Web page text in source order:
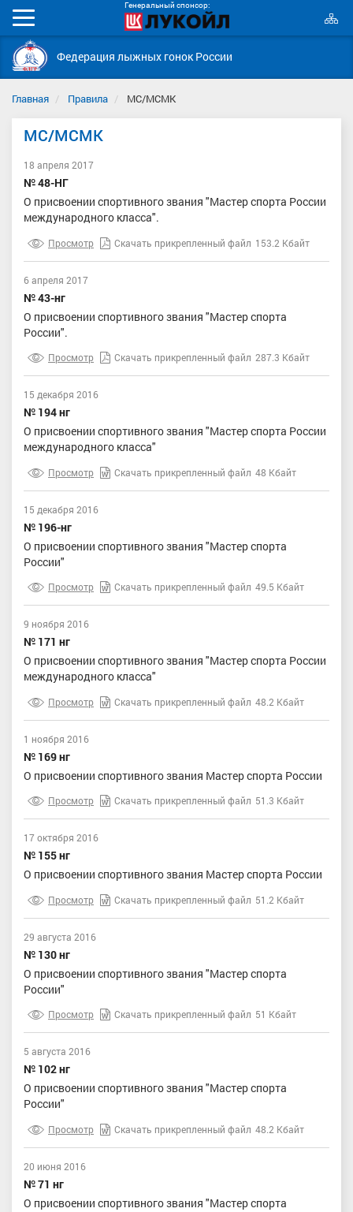
Генеральный спонсор:
Мобильное
меню
Федерация лыжных гонок России
Главная Правила МС/МСМК
МС/МСМК
18 апреля 2017
№ 48-НГ
О присвоении спортивного звания "Мастер спорта России
международного класса".
Просмотр Скачать прикрепленный файл 153.2 Кбайт
6 апреля 2017
№ 43-нг
О присвоении спортивного звания "Мастер спорта
России".
Просмотр Скачать прикрепленный файл 287.3 Кбайт
15 декабря 2016
№ 194 нг
О присвоении спортивного звания "Мастер спорта России
международного класса"
Просмотр Скачать прикрепленный файл 48 Кбайт
15 декабря 2016
№ 196-нг
О присвоении спортивного звания "Мастер спорта
России"
Просмотр Скачать прикрепленный файл 49.5 Кбайт
9 ноября 2016
№ 171 нг
О присвоении спортивного звания "Мастер спорта России
международного класса"
Просмотр Скачать прикрепленный файл 48.2 Кбайт
1 ноября 2016
№ 169 нг
О присвоении спортивного звания Мастер спорта России
Просмотр Скачать прикрепленный файл 51.3 Кбайт
17 октября 2016
№ 155 нг
О присвоении спортивного звания Мастер спорта России
Просмотр Скачать прикрепленный файл 51.2 Кбайт
29 августа 2016
№ 130 нг
О присвоении спортивного звания "Мастер спорта
России"
Просмотр Скачать прикрепленный файл 51 Кбайт
5 августа 2016
№ 102 нг
О присвоении спортивного звания "Мастер спорта
России"
Просмотр Скачать прикрепленный файл 48.2 Кбайт
20 июня 2016
№ 71 нг
О присвоении спортивного звания "Мастер спорта